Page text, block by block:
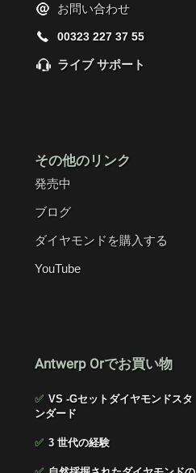
お問い合わせ
00323 227 37 55
ライブ サポート
その他のリンク
発売中
ブログ
ダイヤモンドを購入する
YouTube
Antwerp Orでお買い物
✅ VS -Gセットダイヤモンドスタ
ンダード
✅ 3 世代の経験